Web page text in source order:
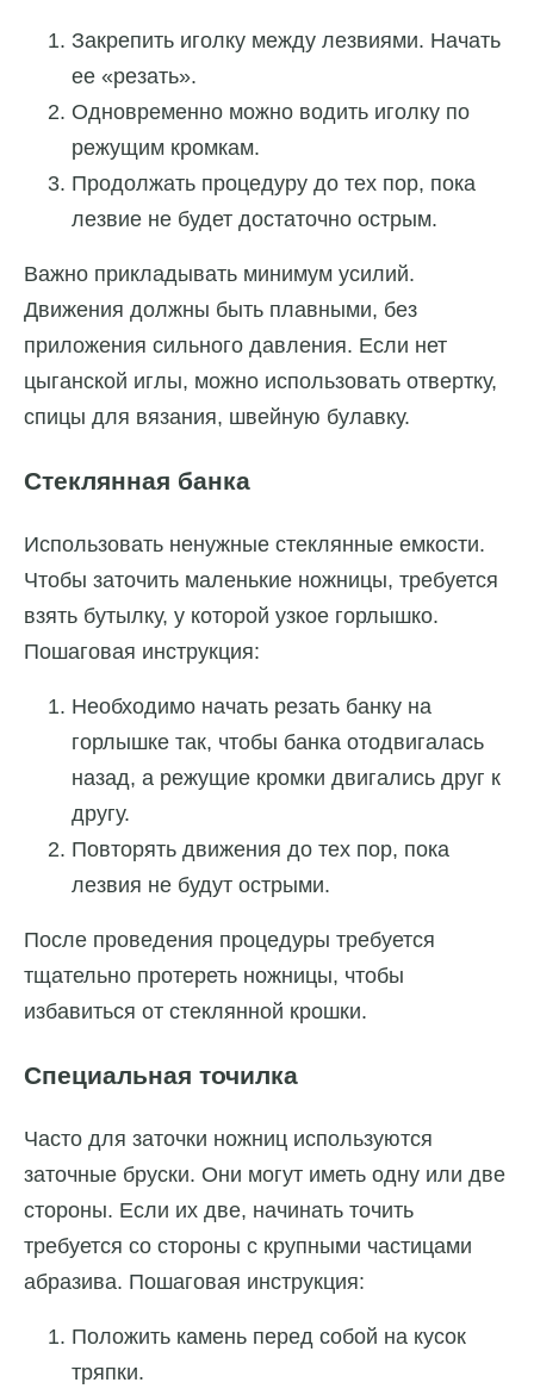
Закрепить иголку между лезвиями. Начать
ее «резать».
Одновременно можно водить иголку по
режущим кромкам.
Продолжать процедуру до тех пор, пока
лезвие не будет достаточно острым.
Важно прикладывать минимум усилий.
Движения должны быть плавными, без
приложения сильного давления. Если нет
цыганской иглы, можно использовать отвертку,
спицы для вязания, швейную булавку.
Стеклянная банка
Использовать ненужные стеклянные емкости.
Чтобы заточить маленькие ножницы, требуется
взять бутылку, у которой узкое горлышко.
Пошаговая инструкция:
Необходимо начать резать банку на
горлышке так, чтобы банка отодвигалась
назад, а режущие кромки двигались друг к
другу.
Повторять движения до тех пор, пока
лезвия не будут острыми.
После проведения процедуры требуется
тщательно протереть ножницы, чтобы
избавиться от стеклянной крошки.
Специальная точилка
Часто для заточки ножниц используются
заточные бруски. Они могут иметь одну или две
стороны. Если их две, начинать точить
требуется со стороны с крупными частицами
абразива. Пошаговая инструкция:
Положить камень перед собой на кусок
тряпки.